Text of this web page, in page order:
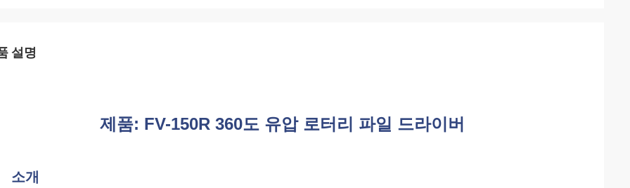
설명
제품: FV-150R 360도 유압 로터리 파일 드라이버
소개